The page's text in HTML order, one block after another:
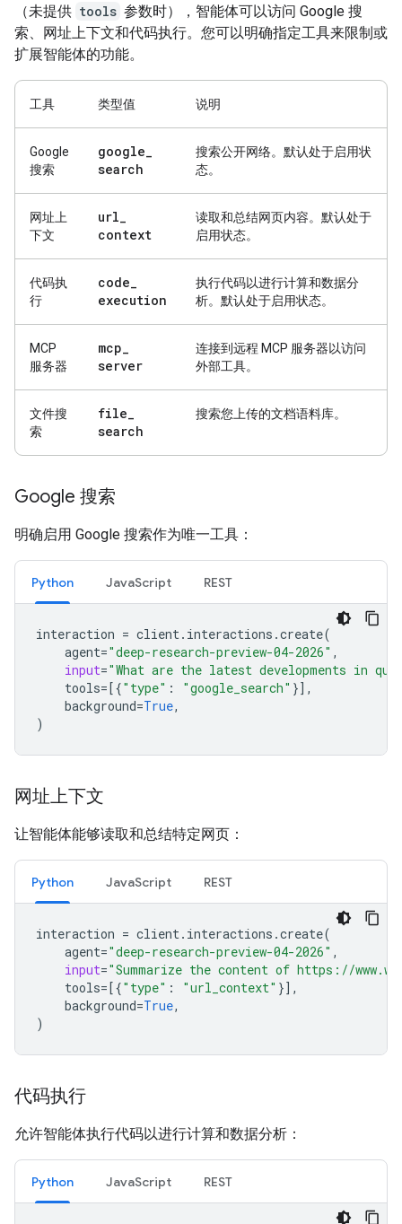
（未提供 tools 参数时），智能体可以访问 Google 搜
索、网址上下文和代码执行。您可以明确指定工具来限制或
扩展智能体的功能。
工具 类型值 说明
Google
搜索
google_
search
搜索公开网络。默认处于启用状
态。
网址上
下文
url_
context
读取和总结网页内容。默认处于
启用状态。
代码执
行
code_
execution
执行代码以进行计算和数据分
析。默认处于启用状态。
MCP
服务器
mcp_
server
连接到远程 MCP 服务器以访问
外部工具。
文件搜
索
file_
search
搜索您上传的文档语料库。
Google 搜索
明确启用 Google 搜索作为唯一工具：
Python JavaScript REST
interaction = client. interactions .create(
agent="deep-research-preview-04-2026" ,
input="What are the latest developments in
tools=[{"type" : "google_search" }],
background=True,
)
网址上下文
让智能体能够读取和总结特定网页：
Python JavaScript REST
interaction = client. interactions .create(
agent="deep-research-preview-04-2026" ,
input="Summarize the content of https://
tools=[{"type" : "url_context" }],
background=True,
)
代码执行
允许智能体执行代码以进行计算和数据分析：
Python JavaScript REST